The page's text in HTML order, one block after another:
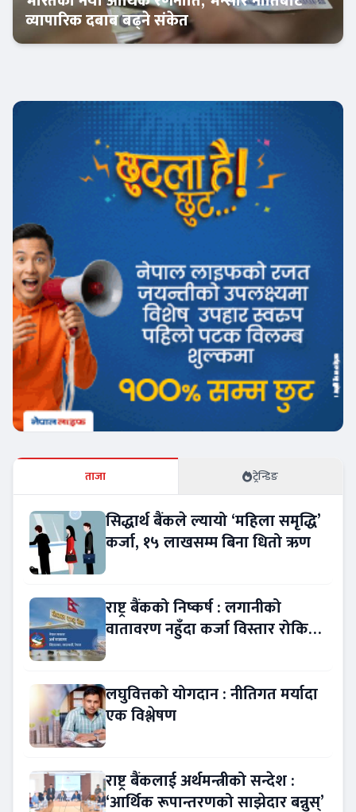
व्यापारिक दबाब बढ्ने संकेत
ताजा ट्रेन्डिङ
सिद्धार्थ बैंकले ल्यायो ‘महिला समृद्धि’
कर्जा, १५ लाखसम्म बिना धितो ऋण
राष्ट्र बैंकको निष्कर्ष : लगानीको
वातावरण नहुँदा कर्जा विस्तार रोकियो
लघुवित्तको योगदान : नीतिगत मर्यादा
एक विश्लेषण
राष्ट्र बैंकलाई अर्थमन्त्रीको सन्देश :
‘आर्थिक रूपान्तरणको साझेदार बन्नुस्’